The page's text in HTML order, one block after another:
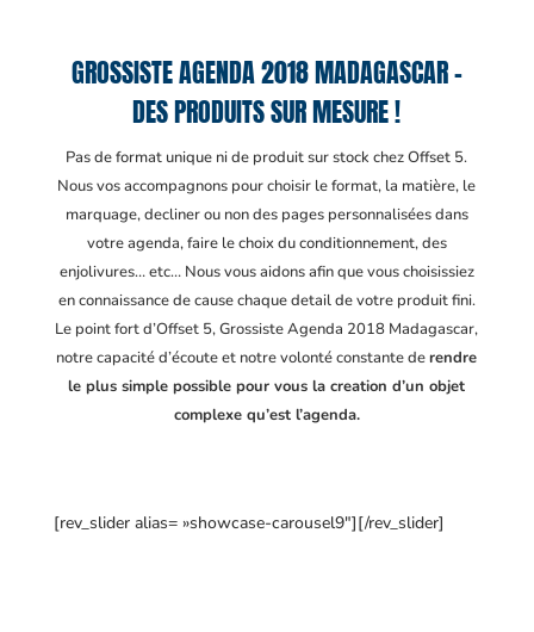
GROSSISTE AGENDA 2018 MADAGASCAR –
DES PRODUITS SUR MESURE !
Pas de format unique ni de produit sur stock chez Offset 5.
Nous vos accompagnons pour choisir le format, la matière, le
marquage, decliner ou non des pages personnalisées dans
votre agenda, faire le choix du conditionnement, des
enjolivures… etc… Nous vous aidons afin que vous choisissiez
en connaissance de cause chaque detail de votre produit fini.
Le point fort d’Offset 5, Grossiste Agenda 2018 Madagascar,
notre capacité d’écoute et notre volonté constante derendre
le plus simple possible pour vous la creation d’un objet
complexe qu’est l’agenda.
[rev_slider alias= »showcase-carousel9″][/rev_slider]